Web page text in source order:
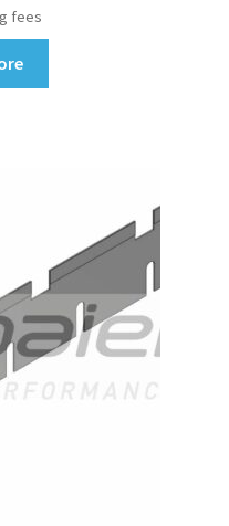
fees